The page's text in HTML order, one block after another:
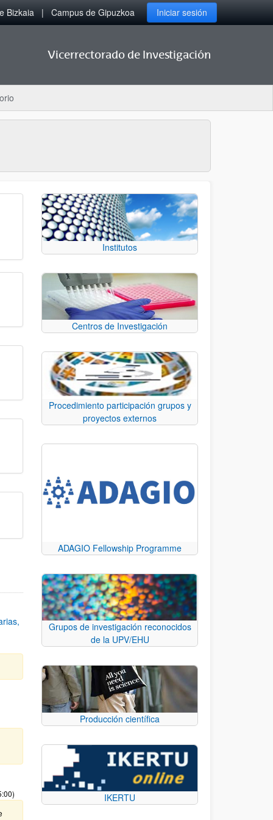
Bizkaia Campus de Gipuzkoa Iniciar sesión
Vicerrectorado de Investigación
Institutos
Centros de Investigación
Procedimiento participación grupos y
proyectos externos
ADAGIO Fellowship Programme
Grupos de investigación reconocidos
de la UPV/EHU
Producción científica
IKERTU